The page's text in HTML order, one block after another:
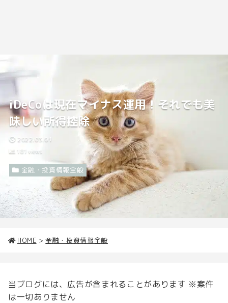
iDeCoは現在マイナス運用！それでも美
味しい所得控除
2022.03.01
181 views
金融・投資情報全般
HOME > 金融・投資情報全般
当ブログには、広告が含まれることがあります ※案件
は一切ありません